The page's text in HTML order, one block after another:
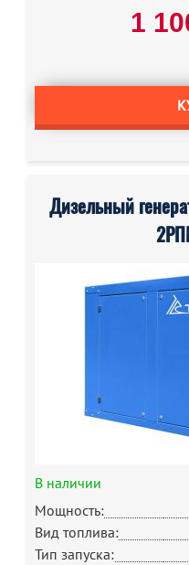
1
Дизельный
В наличии
Мощность:
Вид топлива:
Тип запуска: